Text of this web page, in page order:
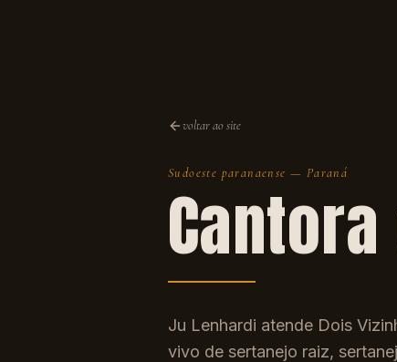
voltar ao site
Sudoeste paranaense — Paraná
Ju Lenhardi atende Dois
vivo de sertanejo raiz,